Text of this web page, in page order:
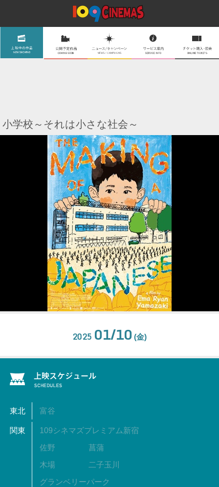
小学校～それは小さな社会～
2025 01/10 (金)
東北 富谷
関東 109シネマズプレミアム新宿
佐野 菖蒲
木場 二子玉川
グランベリーパーク